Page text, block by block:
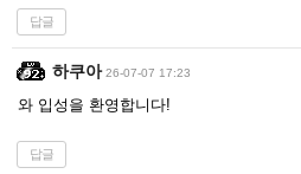
답글
하쿠아 26-07-07 17:23
와 입성을 환영합니다!
답글